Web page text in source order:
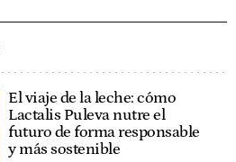
El viaje de la leche: cómo
Lactalis Puleva nutre el
futuro de forma responsable
y más sostenible